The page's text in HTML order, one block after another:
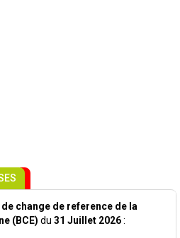
change de reference de la
(BCE) du 31 Juillet 2026: